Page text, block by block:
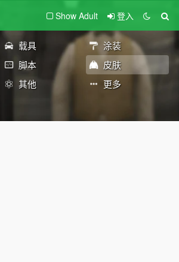
Show Adult 登入
载具
涂装
脚本
皮肤
其他 更多